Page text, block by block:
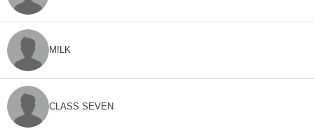
M!LK
CLASS SEVEN